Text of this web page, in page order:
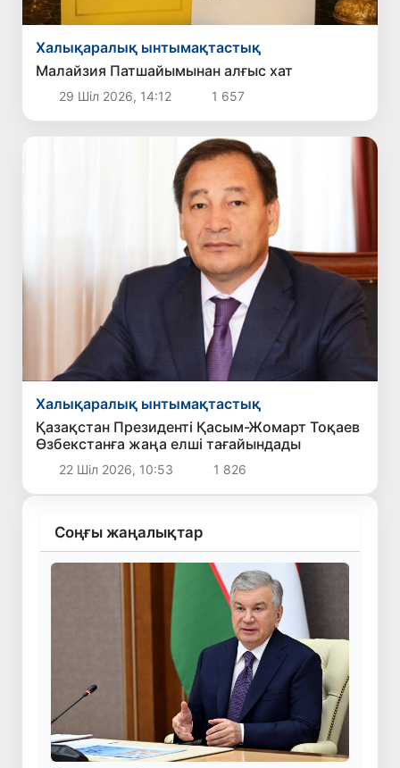
Халықаралық ынтымақтастық
Малайзия Патшайымынан алғыс хат
29 Шіл 2026, 14:12 1 657
Халықаралық ынтымақтастық
Қазақстан Президенті Қасым-Жомарт Тоқаев
Өзбекстанға жаңа елші тағайындады
22 Шіл 2026, 10:53 1 826
Соңғы жаңалықтар